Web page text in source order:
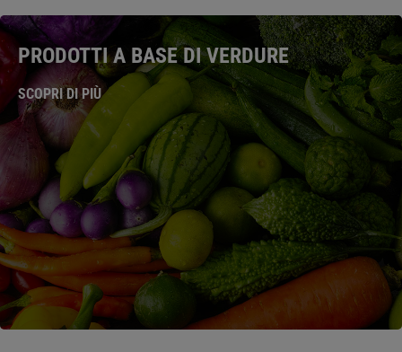
PRODOTTI A BASE DI VERDURE
SCOPRI DI PIÙ